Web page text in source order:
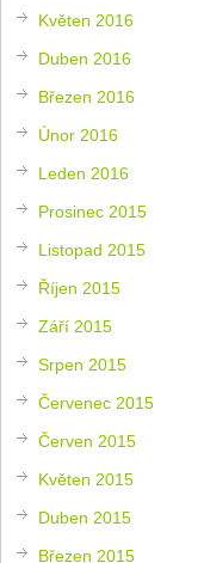
Květen 2016
Duben 2016
Březen 2016
Únor 2016
Leden 2016
Prosinec 2015
Listopad 2015
Říjen 2015
Září 2015
Srpen 2015
Červenec 2015
Červen 2015
Květen 2015
Duben 2015
Březen 2015